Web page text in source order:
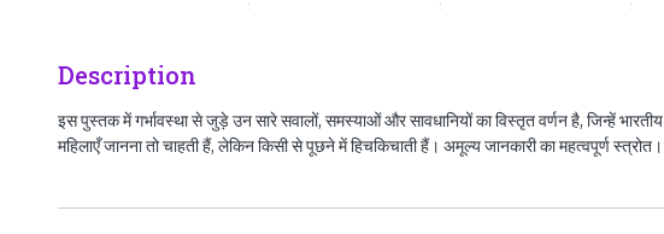
Description
इस पुस्तक में गर्भावस्था से जुड़े उन सारे सवालों, समस्याओं और सावधानियों का विस्तृत वर्णन है, जिन्हें भारतीय
महिलाएँ जानना तो चाहती हैं, लेकिन किसी से पूछने में हिचकिचाती हैं। अमूल्य जानकारी का महत्वपूर्ण स्त्रोत।